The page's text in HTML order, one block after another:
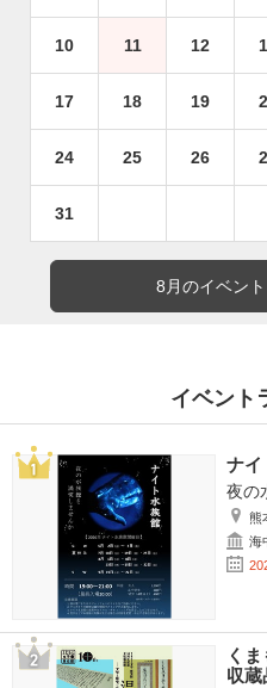
10 11 12
17 18 19
24 25 26
31
8月のイベン
イベント
ナイ
夜の
熊
海
く
収蔵